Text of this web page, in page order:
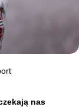
nas